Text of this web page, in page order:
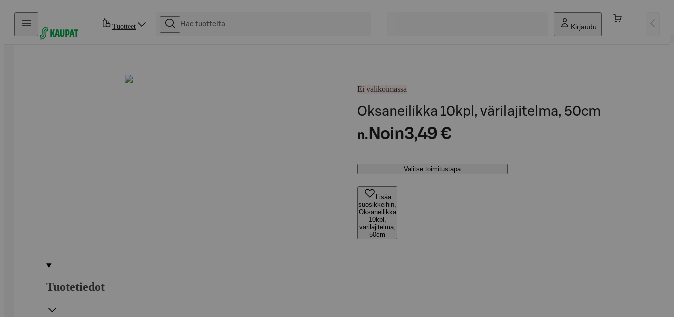
Hyppää sisältöön
Tuotteet Kirjaudu
Ei valikoimassa
Oksaneilikka 10kpl, värilajitelma, 50cm
n. Noin3,49 €
Valitse toimitustapa
Lisää
suosikkeihin,
Oksaneilikka
10kpl,
värilajitelma,
50cm
Tuotetiedot